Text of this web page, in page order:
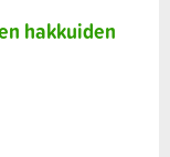
hakkuiden